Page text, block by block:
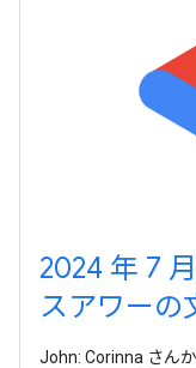
2024 年 7
スアワーの
John: Corinna さん